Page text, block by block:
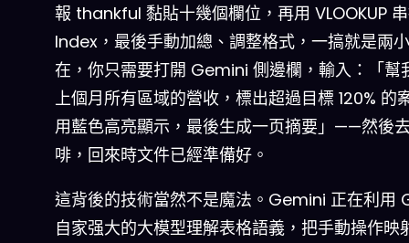
報 thankful 黏貼十幾個欄位，再用 VLOOKUP
Index，最後手動加總、調整格式，一搞就是兩
在，你只需要打開 Gemini 側邊欄，輸入：「幫
上個月所有區域的營收，標出超過目標 120% 的
用藍色高亮顯示，最後生成一页摘要」——然後
啡，回來時文件已經準備好。
這背後的技術當然不是魔法。Gemini 正在利用
自家强大的大模型理解表格語義，把手動操作映